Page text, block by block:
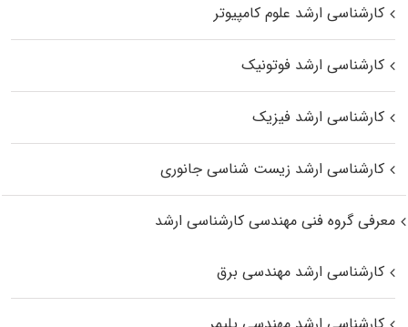
کارشناسی ارشد علوم کامپیوتر
کارشناسی ارشد فوتونیک
کارشناسی ارشد فیزیک
کارشناسی ارشد زیست‌ شناسی جانوری
معرفی گروه فنی مهندسی کارشناسی ارشد
کارشناسی ارشد مهندسی برق